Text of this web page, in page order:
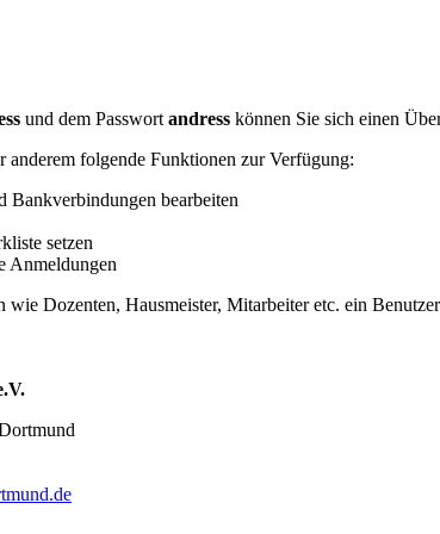
und dem Passwort andress können Sie sich einen
anderem folgende Funktionen zur Verfügung:
Bankverbindungen bearbeiten
setzen
Anmeldungen
wie Dozenten, Hausmeister, Mitarbeiter etc. ein